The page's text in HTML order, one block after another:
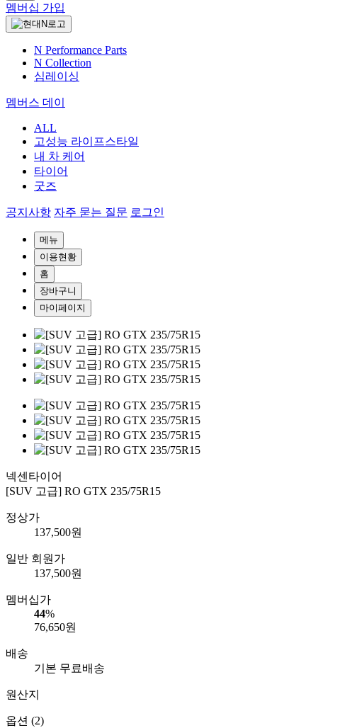
멤버십 가입
N Performance Parts
N Collection
심레이싱
멤버스 데이
ALL
고성능 라이프스타일
내 차 케어
타이어
굿즈
공지사항 자주 묻는 질문 로그인
메뉴
이용현황
홈
장바구니
마이페이지
넥센타이어
[SUV 고급] RO GTX 235/75R15
정상가
137,500원
일반 회원가
137,500원
멤버십가
44%
76,650원
배송
기본 무료배송
원산지
옵션 (2)